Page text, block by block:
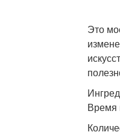
Это
Время